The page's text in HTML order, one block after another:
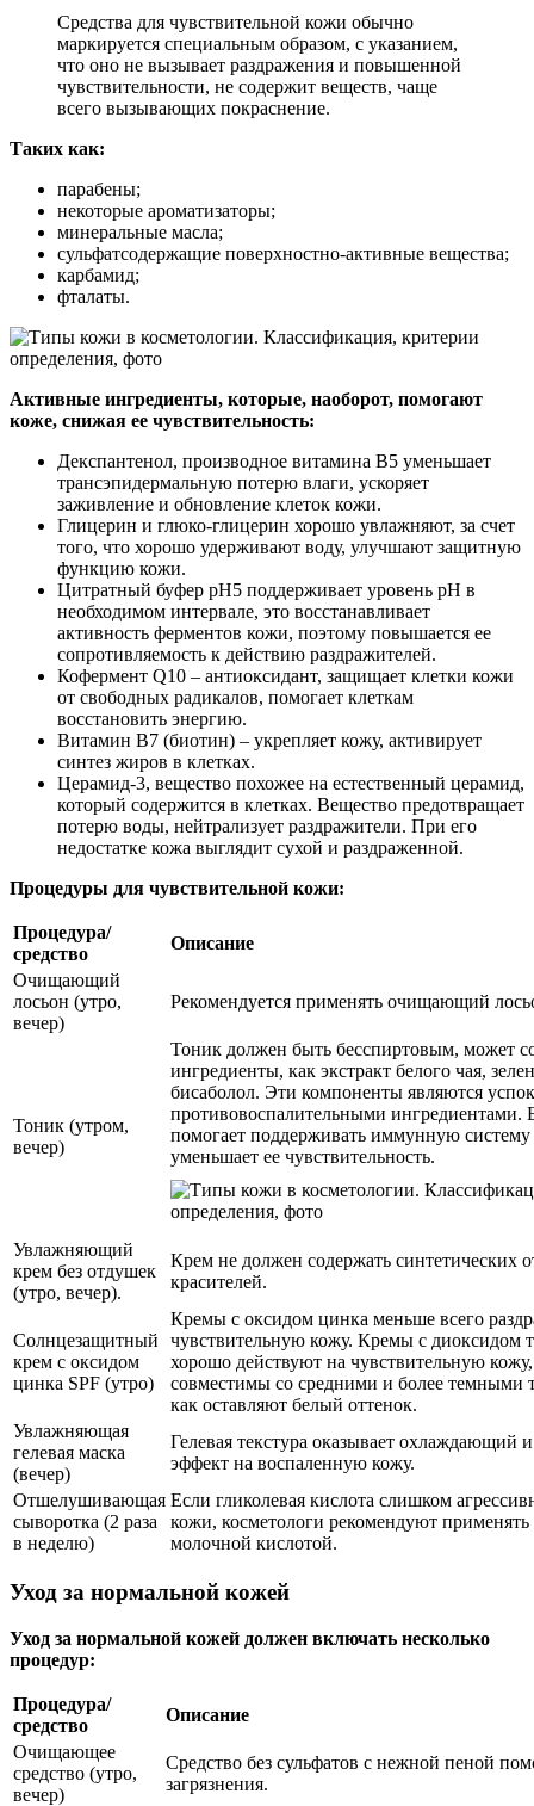
Средства для чувствительной кожи обычно
маркируется специальным образом, с указанием,
что оно не вызывает раздражения и повышенной
чувствительности, не содержит веществ, чаще
всего вызывающих покраснение.
Таких как:
парабены;
некоторые ароматизаторы;
минеральные масла;
сульфатсодержащие поверхностно-активные вещества;
карбамид;
фталаты.
Активные ингредиенты, которые, наоборот, помогают
коже, снижая ее чувствительность:
Декспантенол, производное витамина B5 уменьшает
трансэпидермальную потерю влаги, ускоряет
заживление и обновление клеток кожи.
Глицерин и глюко-глицерин хорошо увлажняют, за счет
того, что хорошо удерживают воду, улучшают защитную
функцию кожи.
Цитратный буфер pH5 поддерживает уровень рН в
необходимом интервале, это восстанавливает
активность ферментов кожи, поэтому повышается ее
сопротивляемость к действию раздражителей.
Кофермент Q10 – антиоксидант, защищает клетки кожи
от свободных радикалов, помогает клеткам
восстановить энергию.
Витамин В7 (биотин) – укрепляет кожу, активирует
синтез жиров в клетках.
Церамид-3, вещество похожее на естественный церамид,
который содержится в клетках. Вещество предотвращает
потерю воды, нейтрализует раздражители. При его
недостатке кожа выглядит сухой и раздраженной.
Процедуры для чувствительной кожи:
Процедура/
средство
Описание
Очищающий
лосьон (утро,
вечер)
Рекомендуется применять очищающий
Тоник (утром,
вечер)
Тоник должен быть бесспиртовым, может
ингредиенты, как экстракт белого чая,
бисаболол. Эти компоненты являются
противовоспалительными ингредиентами.
помогает поддерживать иммунную
уменьшает ее чувствительность.
Увлажняющий
крем без отдушек
(утро, вечер).
Крем не должен содержать синтетических
красителей.
Солнцезащитный
крем с оксидом
цинка SPF (утро)
Кремы с оксидом цинка меньше всего
чувствительную кожу. Кремы с диоксидом
хорошо действуют на чувствительную
совместимы со средними и более темными
как оставляют белый оттенок.
Увлажняющая
гелевая маска
(вечер)
Гелевая текстура оказывает охлаждающий
эффект на воспаленную кожу.
Отшелушивающая
сыворотка (2 раза
в неделю)
Если гликолевая кислота слишком
кожи, косметологи рекомендуют применять
молочной кислотой.
Уход за нормальной кожей
Уход за нормальной кожей должен включать несколько
процедур:
Процедура/
средство
Описание
Очищающее
средство (утро,
вечер)
Средство без сульфатов с нежной пеной
загрязнения.